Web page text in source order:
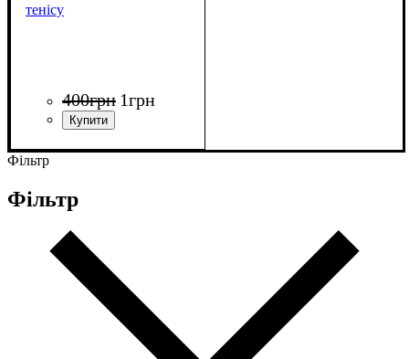
тенісу
400грн 1грн
Фільтр
Фільтр